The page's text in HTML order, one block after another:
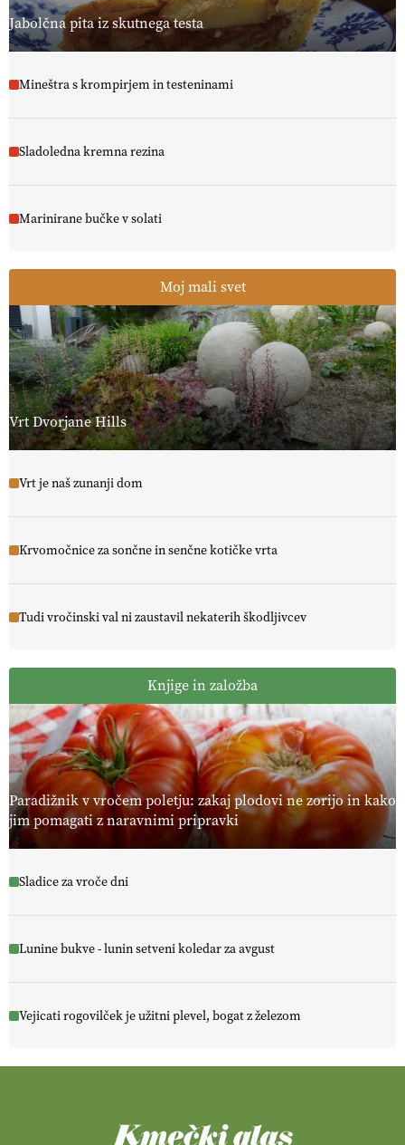
Jabolčna pita iz skutnega testa
Mineštra s krompirjem in testeninami
Sladoledna kremna rezina
Marinirane bučke v solati
Moj mali svet
Vrt Dvorjane Hills
Vrt je naš zunanji dom
Krvomočnice za sončne in senčne kotičke vrta
Tudi vročinski val ni zaustavil nekaterih škodljivcev
Knjige in založba
Paradižnik v vročem poletju: zakaj plodovi ne zorijo in kako
jim pomagati z naravnimi pripravki
Sladice za vroče dni
Lunine bukve - lunin setveni koledar za avgust
Vejicati rogovilček je užitni plevel, bogat z železom